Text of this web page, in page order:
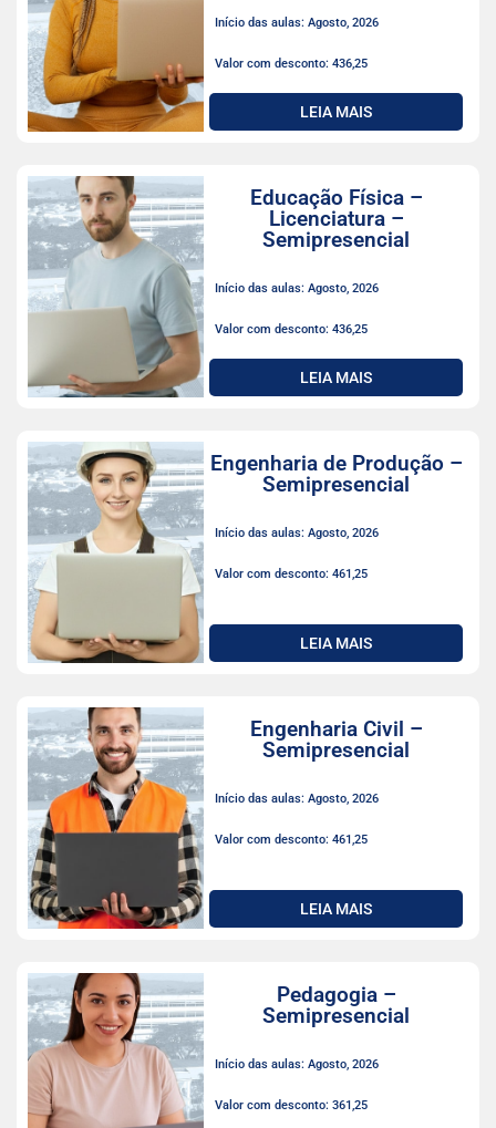
Início das aulas: Agosto, 2026
Valor com desconto: 436,25
LEIA MAIS
Educação Física –
Licenciatura –
Semipresencial
Início das aulas: Agosto, 2026
Valor com desconto: 436,25
LEIA MAIS
Engenharia de Produção –
Semipresencial
Início das aulas: Agosto, 2026
Valor com desconto: 461,25
LEIA MAIS
Engenharia Civil –
Semipresencial
Início das aulas: Agosto, 2026
Valor com desconto: 461,25
LEIA MAIS
Pedagogia –
Semipresencial
Início das aulas: Agosto, 2026
Valor com desconto: 361,25